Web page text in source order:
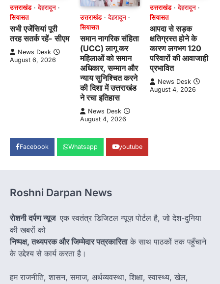
उत्तराखंड
देहरादून
सियासत
सभी एजेंसियां पूरी
तरह सतर्क रहें- सीएम
News Desk
August 6, 2026
उत्तराखंड
देहरादून
सियासत
समान नागरिक संहिता
(UCC) लागू कर
महिलाओं को समान
अधिकार, सम्मान और
न्याय सुनिश्चित करने
की दिशा में उत्तराखंड
ने रचा इतिहास
News Desk
August 4, 2026
उत्तराखंड
देहरादून
सियासत
आपदा से सड़क
क्षतिग्रस्त होने के
कारण लगभग 120
परिवारों की आवाजाही
प्रभावित
News Desk
August 4, 2026
Facebook Whatsapp youtube
Roshni Darpan News
रोशनी दर्पण न्यूज एक स्वतंत्र डिजिटल न्यूज़ पोर्टल है, जो देश-दुनिया
की खबरों को
निष्पक्ष, तथ्यपरक और जिम्मेदार पत्रकारिताके साथ पाठकों तक पहुँचाने
के उद्देश्य से कार्य करता है।
हम राजनीति, शासन, समाज, अर्थव्यवस्था, शिक्षा, स्वास्थ्य, खेल,